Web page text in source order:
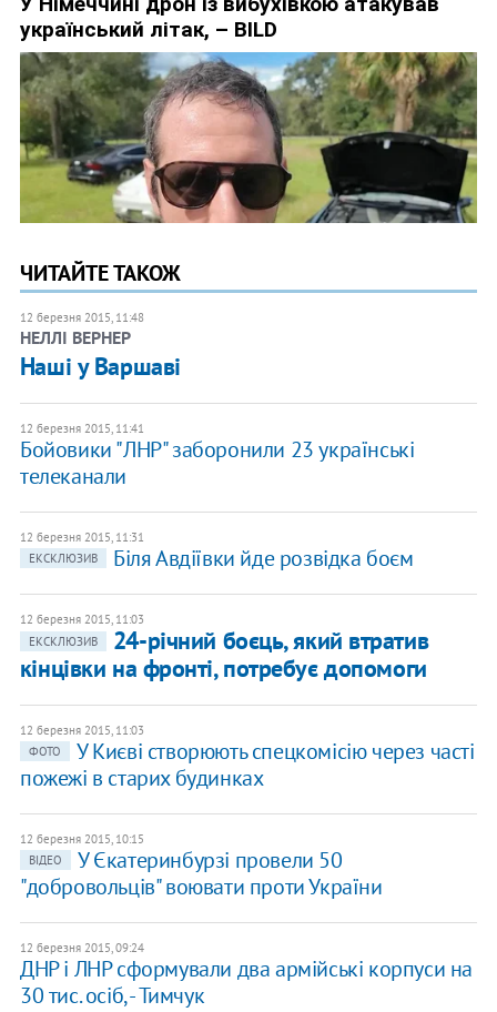
ЧИТАЙТЕ ТАКОЖ
12 березня 2015, 11:48
НЕЛЛІ ВЕРНЕР
Наші у Варшаві
12 березня 2015, 11:41
Бойовики "ЛНР" заборонили 23 українські
телеканали
12 березня 2015, 11:31
ЕКСКЛЮЗИВ
Біля Авдіївки йде розвідка боєм
12 березня 2015, 11:03
ЕКСКЛЮЗИВ
24-річний боєць, який втратив
кінцівки на фронті, потребує допомоги
12 березня 2015, 11:03
ФОТО
У Києві створюють спецкомісію через часті
пожежі в старих будинках
12 березня 2015, 10:15
ВІДЕО
У Єкатеринбурзі провели 50
"добровольців" воювати проти України
12 березня 2015, 09:24
ДНР і ЛНР сформували два армійські корпуси на
30 тис. осіб, - Тимчук